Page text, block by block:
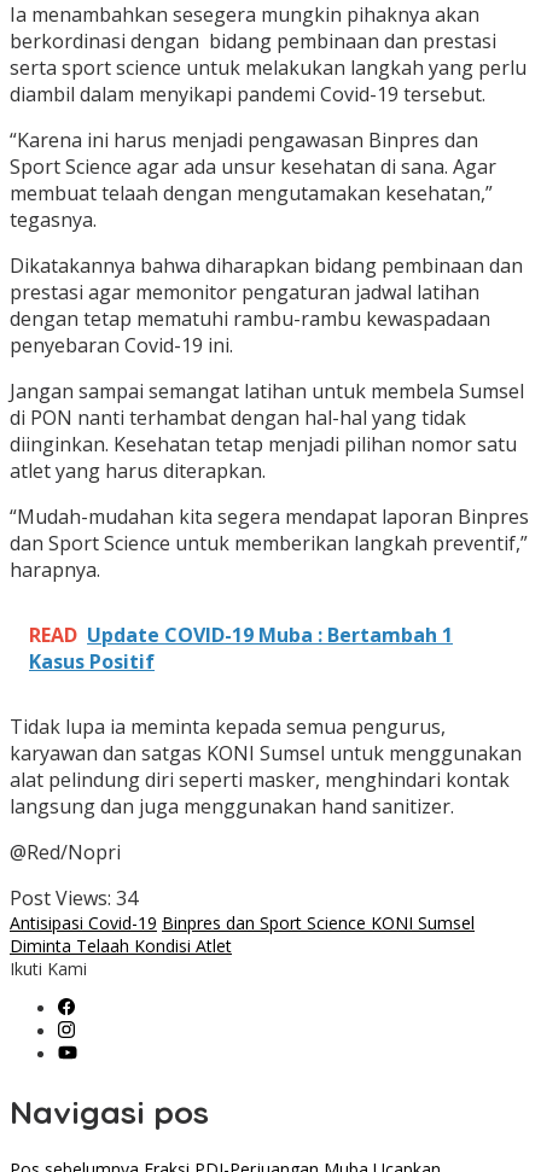
Ia menambahkan sesegera mungkin pihaknya akan
berkordinasi dengan bidang pembinaan dan prestasi
serta sport science untuk melakukan langkah yang perlu
diambil dalam menyikapi pandemi Covid-19 tersebut.
“Karena ini harus menjadi pengawasan Binpres dan
Sport Science agar ada unsur kesehatan di sana. Agar
membuat telaah dengan mengutamakan kesehatan,”
tegasnya.
Dikatakannya bahwa diharapkan bidang pembinaan dan
prestasi agar memonitor pengaturan jadwal latihan
dengan tetap mematuhi rambu-rambu kewaspadaan
penyebaran Covid-19 ini.
Jangan sampai semangat latihan untuk membela Sumsel
di PON nanti terhambat dengan hal-hal yang tidak
diinginkan. Kesehatan tetap menjadi pilihan nomor satu
atlet yang harus diterapkan.
“Mudah-mudahan kita segera mendapat laporan Binpres
dan Sport Science untuk memberikan langkah preventif,”
harapnya.
READ Update COVID-19 Muba : Bertambah 1
Kasus Positif
Tidak lupa ia meminta kepada semua pengurus,
karyawan dan satgas KONI Sumsel untuk menggunakan
alat pelindung diri seperti masker, menghindari kontak
langsung dan juga menggunakan hand sanitizer.
@Red/Nopri
Post Views: 34
Antisipasi Covid-19 Binpres dan Sport Science KONI Sumsel
Diminta Telaah Kondisi Atlet
Ikuti Kami
Navigasi pos